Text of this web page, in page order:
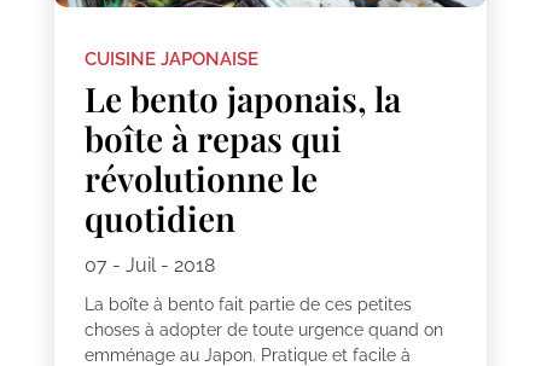
CUISINE JAPONAISE
Le bento japonais, la
boîte à repas qui
révolutionne le
quotidien
07 - Juil - 2018
La boîte à bento fait partie de ces petites
choses à adopter de toute urgence quand on
emménage au Japon. Pratique et facile à